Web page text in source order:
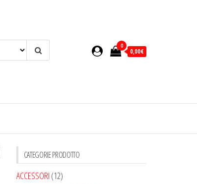
0
0,00€
CATEGORIE PRODOTTO
ACCESSORI (12)